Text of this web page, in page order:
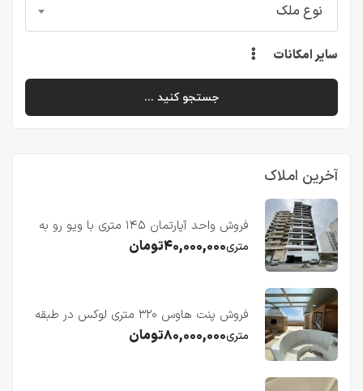
نوع ملک
سایر امکانات
جستجو کنید ...
آخرین املاک
فروش واحد آپارتمان ۱۴۵ متری با ویو رو به
دریا در فریدونکنار
متری۴۰,۰۰۰,۰۰۰تومان
فروش پنت هاوس ۳۲۰ متری لوکس در طبقه
چهاردهم فریدونکنار
متری۸۰,۰۰۰,۰۰۰تومان